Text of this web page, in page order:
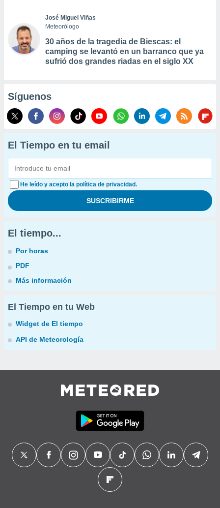
José Miguel Viñas
Meteorólogo
30 años de la tragedia de Biescas: el
camping se levantó en un barranco que ya
sufrió dos grandes riadas en el siglo XX
Síguenos
El Tiempo en tu email
He leído y acepto la política de privacidad.
El tiempo...
Por horas
PDF
Más información
El Tiempo en tu Web
Widget de El tiempo
API de Meteorología